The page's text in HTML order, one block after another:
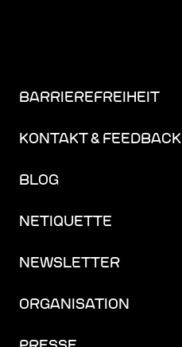
BARRIEREFREIHEIT
KONTAKT & FEEDBACK
BLOG
NETIQUETTE
NEWSLETTER
ORGANISATION